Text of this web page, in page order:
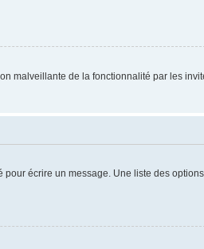
malveillante de la fonctionnalité par les
pour écrire un message. Une liste des options